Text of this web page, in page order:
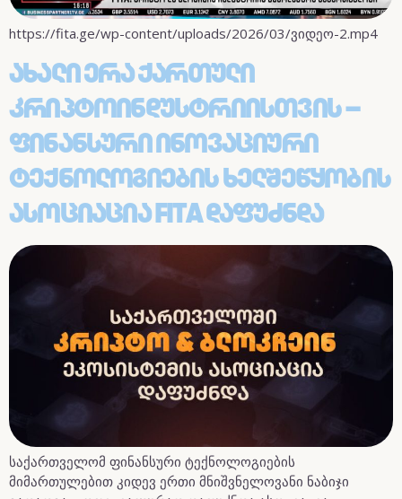
https://fita.ge/wp-content/uploads/2026/03/ვიდეო-2.mp4
Ახალი Ერა Ქართული
Კრიპტოინდუსტრიისთვის –
Ფინანსური Ინოვაციური
Ტექნოლოგიების Ხელშეწყობის
Ასოციაცია FITA Დაფუძნდა
საქართველომ ფინანსური ტექნოლოგიების
მიმართულებით კიდევ ერთი მნიშვნელოვანი ნაბიჯი